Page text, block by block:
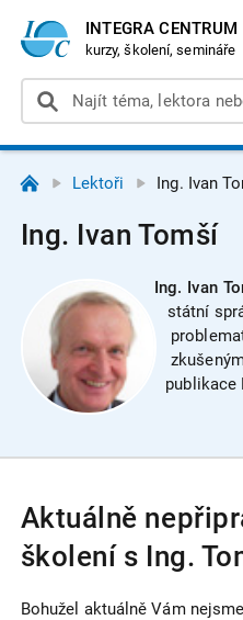
INTEGRA CENTRUM
kurzy, školení, semináře
Lektoři Ing. Ivan
Ing. Ivan Tomší
Ing. Ivan
státní
publikace
Aktuálně
školení s Ing.
Bohužel aktuálně Vám